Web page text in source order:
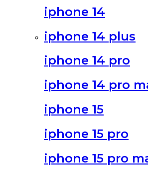
iphone 14
iphone 14 plus
iphone 14 pro
iphone 14 pro
iphone 15
iphone 15 pro
iphone 15 pro